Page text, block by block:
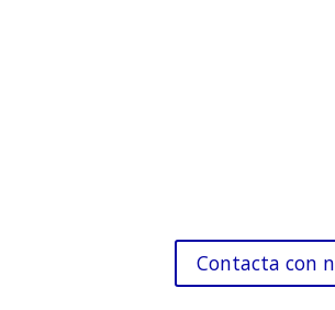
Contacta con